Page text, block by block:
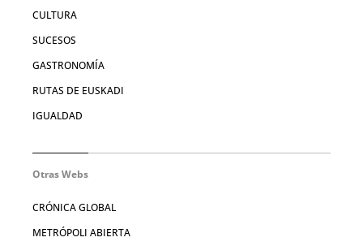
CULTURA
SUCESOS
GASTRONOMÍA
RUTAS DE EUSKADI
IGUALDAD
Otras Webs
CRÓNICA GLOBAL
METRÓPOLI ABIERTA